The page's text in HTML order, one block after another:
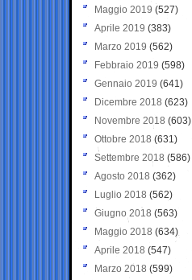
Maggio 2019 (527)
Aprile 2019 (383)
Marzo 2019 (562)
Febbraio 2019 (598)
Gennaio 2019 (641)
Dicembre 2018 (623)
Novembre 2018 (603)
Ottobre 2018 (631)
Settembre 2018 (586)
Agosto 2018 (362)
Luglio 2018 (562)
Giugno 2018 (563)
Maggio 2018 (634)
Aprile 2018 (547)
Marzo 2018 (599)